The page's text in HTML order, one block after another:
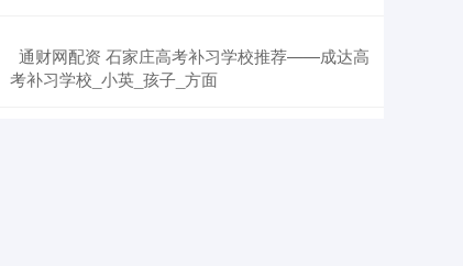
​通财网配资 石家庄高考补习学校推荐——成达高
考补习学校_小英_孩子_方面